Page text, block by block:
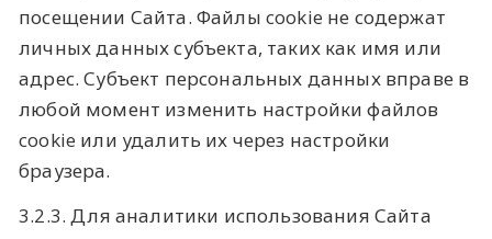
посещении Сайта. Файлы cookie не содержат
личных данных субъекта, таких как имя или
адрес. Субъект персональных данных вправе в
любой момент изменить настройки файлов
cookie или удалить их через настройки
браузера.
3.2.3. Для аналитики использования Сайта